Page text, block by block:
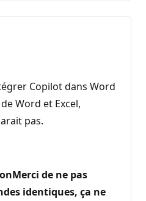
Copilot dans Word
Word et Excel,
pas.
de ne pas
identiques, ça ne